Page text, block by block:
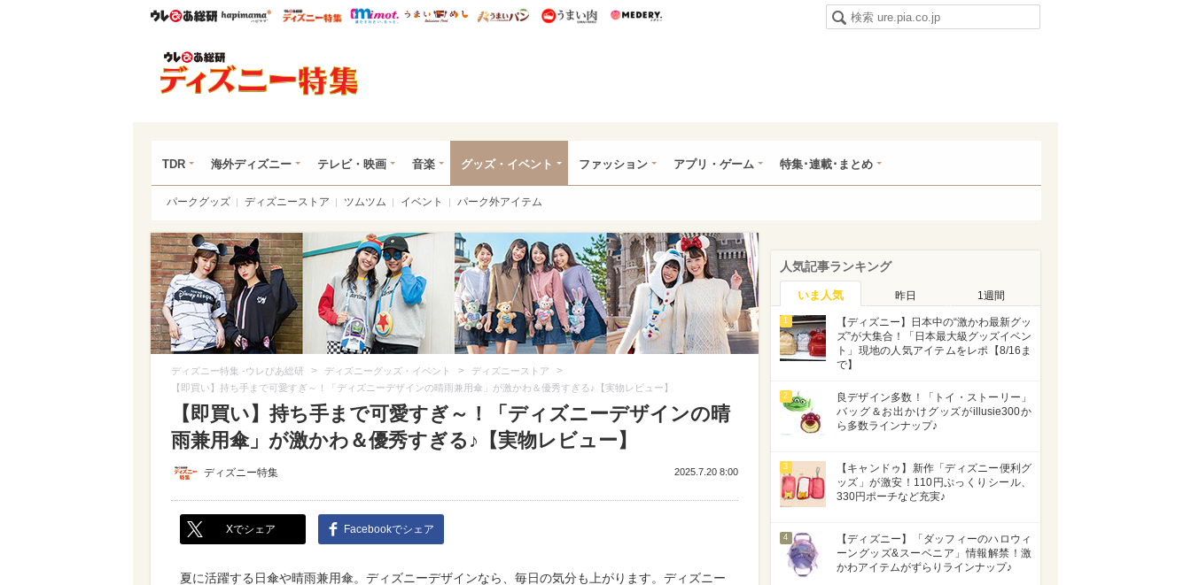
ウレぴあ総研ハピママ* ウレぴあ総研 ディズニー特集
mimot. うまいめし うまいパン うまい肉
TDR 海外ディズニー テレビ・映画 音楽 グッズ・イベント ファッション アプリ・ゲーム 特集･連載･まとめ
パークグッズ ディズニーストア ツムツム イベント パーク外アイテム
ディズニー特集 -ウレぴあ総研 > ディズニーグッズ・イベント > ディズニーストア >
【即買い】持ち手まで可愛すぎ～！「ディズニーデザインの晴雨兼用傘」が激かわ＆優秀すぎる♪【実物レビュー】
【即買い】持ち手まで可愛すぎ～！「ディズニーデザインの晴
雨兼用傘」が激かわ＆優秀すぎる♪【実物レビュー】
ディズニー特集 2025.7.20 8:00
Xでシェア Facebookでシェア
夏に活躍する日傘や晴雨兼用傘。ディズニーデザインなら、毎日の気分も上がります。ディズニー
人気記事ランキング
いま人気 昨日 1週間
1
【ディズニー】日本中の“激かわ最新グッ
ズ”が大集合！「日本最大級グッズイベン
ト」現地の人気アイテムをレポ【8/16ま
で】
2
良デザイン多数！「トイ・ストーリー」
バッグ＆お出かけグッズがillusie300か
ら多数ラインナップ♪
3
【キャンドゥ】新作「ディズニー便利グ
ッズ」が激安！110円ぷっくりシール、
330円ポーチなど充実♪
4
【ディズニー】「ダッフィーのハロウィ
ーングッズ&スーベニア」情報解禁！激
かわアイテムがずらりラインナップ♪